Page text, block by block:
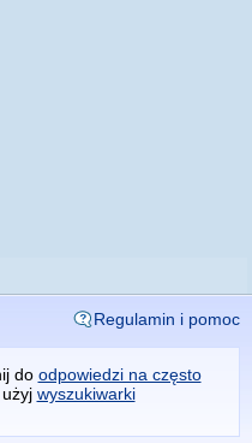
Regulamin i pomoc
do odpowiedzi na często
wyszukiwarki